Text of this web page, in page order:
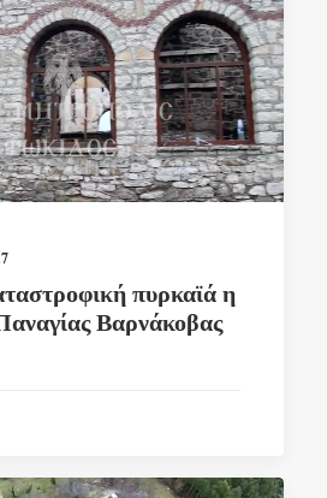
πυρκαϊά η
Βαρνάκοβας